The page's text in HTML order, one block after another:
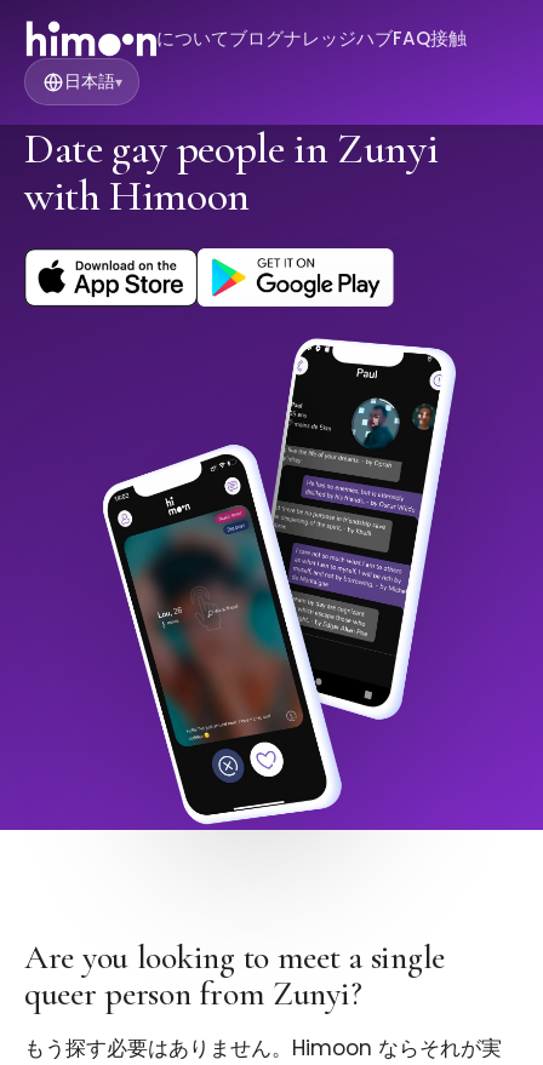
についてブログナレッジハブFAQ接触
日本語▾
Date gay people in Zunyi
with Himoon
Are you looking to meet a single
queer person from Zunyi?
もう探す必要はありません。Himoon ならそれが実